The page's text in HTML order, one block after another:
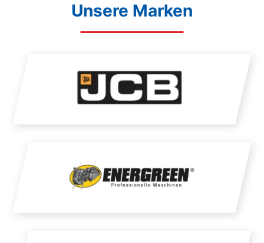
Unsere Marken